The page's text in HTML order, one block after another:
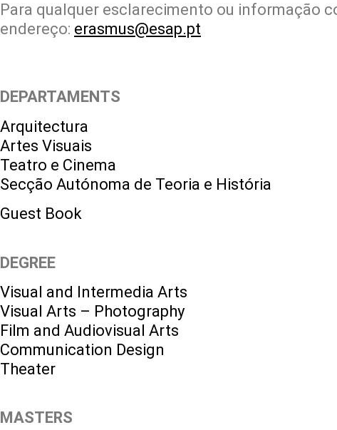
Para qualquer esclarecimento ou informação
endereço: erasmus@esap.pt
DEPARTAMENTS
Arquitectura
Artes Visuais
Teatro e Cinema
Secção Autónoma de Teoria e História
Guest Book
DEGREE
Visual and Intermedia Arts
Visual Arts – Photography
Film and Audiovisual Arts
Communication Design
Theater
MASTERS